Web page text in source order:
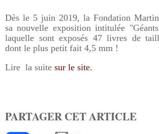
Dès le 5 juin 2019, la Fondation
sa nouvelle exposition intitulée
laquelle sont exposés 47 livres de
dont le plus petit fait 4,5 mm !
Lire la suite sur le site.
PARTAGER CET ARTICLE